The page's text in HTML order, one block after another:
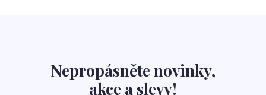
Nepropásněte novinky,
akce a slevy!